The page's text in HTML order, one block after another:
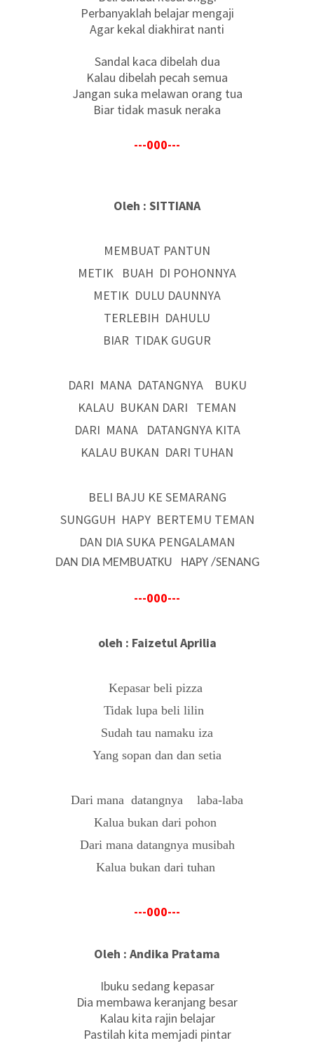
Perbanyaklah belajar mengaji
Agar kekal diakhirat nanti
Sandal kaca dibelah dua
Kalau dibelah pecah semua
Jangan suka melawan orang tua
Biar tidak masuk neraka
---000---
Oleh : SITTIANA
MEMBUAT PANTUN
METIK BUAH DI POHONNYA
METIK DULU DAUNNYA
TERLEBIH DAHULU
BIAR TIDAK GUGUR
DARI MANA DATANGNYA BUKU
KALAU BUKAN DARI TEMAN
DARI MANA DATANGNYA KITA
KALAU BUKAN DARI TUHAN
BELI BAJU KE SEMARANG
SUNGGUH HAPY BERTEMU TEMAN
DAN DIA SUKA PENGALAMAN
DAN DIA MEMBUATKU HAPY /SENANG
---000---
oleh : Faizetul Aprilia
Kepasar beli pizza
Tidak lupa beli lilin
Sudah tau namaku iza
Yang sopan dan dan setia
Dari mana datangnya
laba-laba
Kalua bukan dari pohon
Dari mana datangnya musibah
Kalua bukan dari tuhan
---000---
Oleh : Andika Pratama
Ibuku sedang kepasar
Dia membawa keranjang besar
Kalau kita rajin belajar
Pastilah kita memjadi pintar